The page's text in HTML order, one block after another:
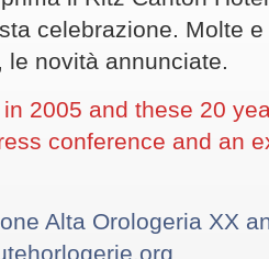
celebrazione. Molte
novità annunciate.
2005 and these 20
conference and an
Alta Orologeria XX